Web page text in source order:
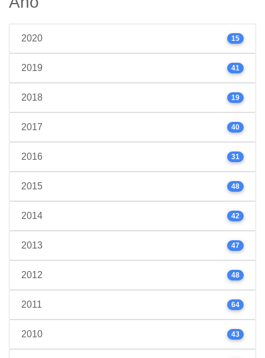
2020 15
2019 41
2018 19
2017 40
2016 31
2015 48
2014 42
2013 47
2012 48
2011 64
2010 43